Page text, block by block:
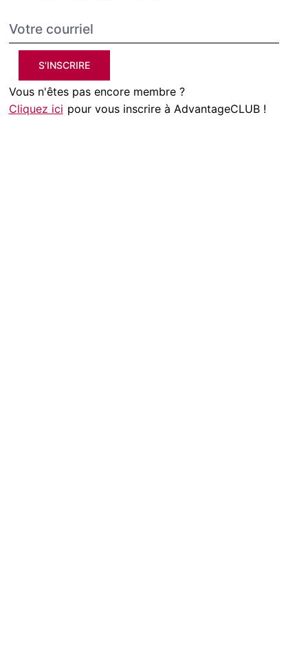
S'INSCRIRE
Vous n'êtes pas encore membre ?
Cliquez ici pour vous inscrire à AdvantageCLUB !